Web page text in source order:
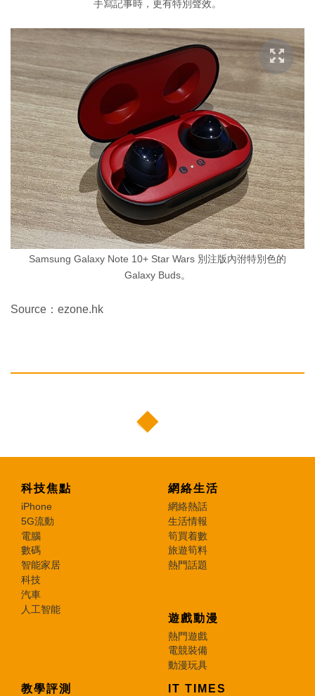
手寫記事時，更有特別聲效。
Samsung Galaxy Note 10+ Star Wars 別注版內弣特別色的
Galaxy Buds。
Source：ezone.hk
科技焦點
iPhone
5G流動
電腦
數碼
智能家居
科技
汽車
人工智能
網絡生活
網絡熱話
生活情報
筍買着數
旅遊筍料
熱門話題
遊戲動漫
熱門遊戲
電競裝備
動漫玩具
教學評測 IT TIMES